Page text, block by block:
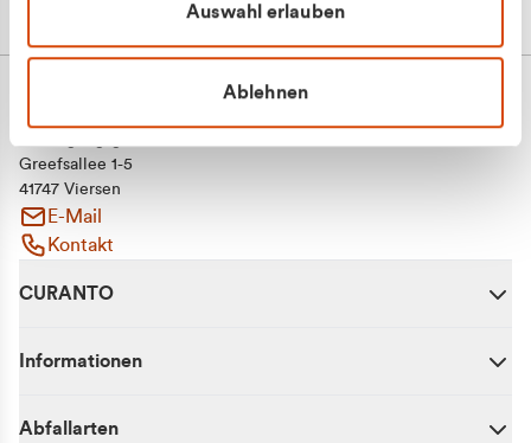
Auswahl erlauben
Ablehnen
Greefsallee 1-5
41747 Viersen
E-Mail
Kontakt
CURANTO
Informationen
Abfallarten